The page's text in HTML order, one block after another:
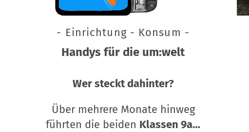
- Einrichtung - Konsum -
Handys für die um:welt
Wer steckt dahinter?
Über mehrere Monate hinweg
führten die beiden Klassen 9a…